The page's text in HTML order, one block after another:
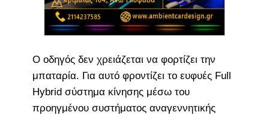
Ο οδηγός δεν χρειάζεται να φορτίζει την
μπαταρία. Για αυτό φροντίζει το ευφυές Full
Hybrid σύστημα κίνησης μέσω του
προηγμένου συστήματος αναγεννητικής